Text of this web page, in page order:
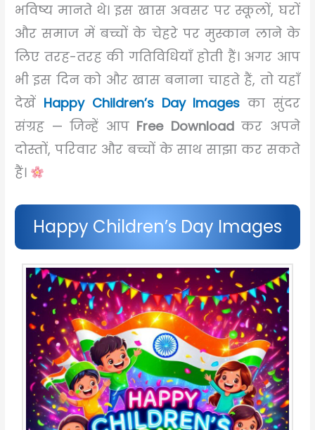
भविष्य मानते थे। इस खास अवसर पर स्कूलों, घरों
और समाज में बच्चों के चेहरे पर मुस्कान लाने के
लिए तरह-तरह की गतिविधियाँ होती हैं। अगर आप
भी इस दिन को और खास बनाना चाहते हैं, तो यहाँ
देखें Happy Children’s Day Images का सुंदर
संग्रह — जिन्हें आप Free Downloadकर अपने
दोस्तों, परिवार और बच्चों के साथ साझा कर सकते
हैं।
Happy Children’s Day Images